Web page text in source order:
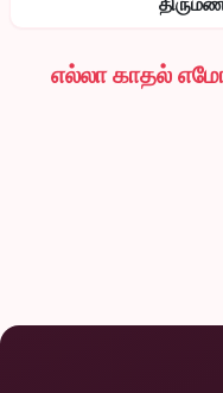
எல்லா காதல்